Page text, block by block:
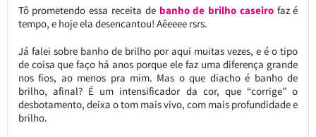
Tô prometendo essa receita de banho de brilho caseirofaz é
tempo, e hoje ela desencantou! Aêeeee rsrs.
Já falei sobre banho de brilho por aqui muitas vezes, e é o tipo
de coisa que faço há anos porque ele faz uma diferença grande
nos fios, ao menos pra mim. Mas o que diacho é banho de
brilho, afinal? É um intensificador da cor, que “corrige” o
desbotamento, deixa o tom mais vivo, com mais profundidade e
brilho.